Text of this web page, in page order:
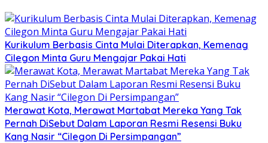
Kurikulum Berbasis Cinta Mulai Diterapkan, Kemenag
Cilegon Minta Guru Mengajar Pakai Hati
Merawat Kota, Merawat Martabat Mereka Yang Tak
Pernah DiSebut Dalam Laporan Resmi Resensi Buku
Kang Nasir “Cilegon Di Persimpangan”